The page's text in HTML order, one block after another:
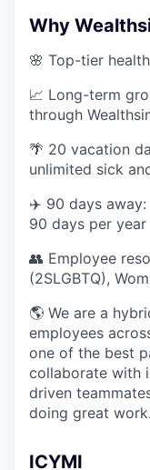
Why
🌸 Top-tier
📈 Long-term
through
🌴 20 vacation
unlimited sick
✈️ 90 days
90 days per year
👥 Employee
(2SLGBTQ),
🌎 We are a
employees
one of the best
collaborate with
driven
doing great work.
ICYMI